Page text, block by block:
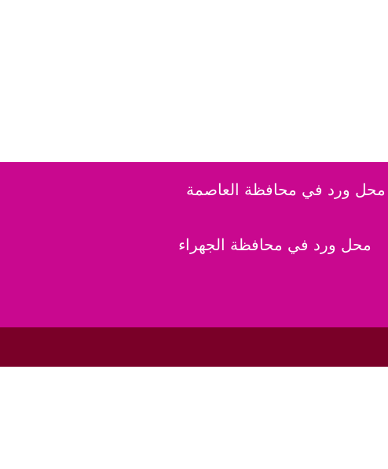
محل ورد في محافظة العاصمة
محل ورد في محافظة الجهراء